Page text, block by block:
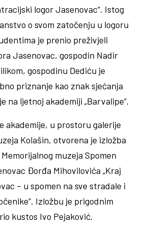
logor Jasenovac“. Istog
o svom zatočenju u logoru
je prenio preživjeli
Jasenovac, gospodin Nadir
gospodinu Dediću je
priznanje kao znak sjećanja
na ljetnoj akademiji „Barvalipe“.
akademije, u prostoru galerije
Kolašin, otvorena je izložba
muzeja Spomen
Đorđa Mihovilovića „Kraj
– u spomen na sve stradale i
Izložbu je prigodnim
kustos Ivo Pejaković.